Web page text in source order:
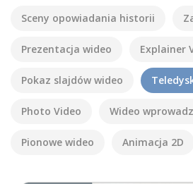
Sceny opowiadania historii
Prezentacja wideo Explainer
Pokaz slajdów wideo
Photo Video Wideo
Pionowe wideo Animacja 2D